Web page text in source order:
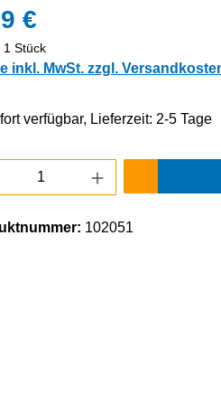
€
1 Stück
inkl. MwSt. zzgl.
verfügbar, Lieferzeit: 2-5 Tage
Anzahl: Gib den
102051